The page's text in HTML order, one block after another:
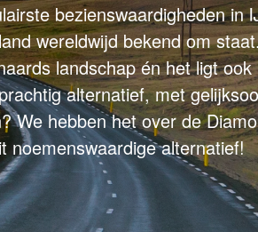
bezienswaardigheden in
wereldwijd bekend om
landschap én het ligt
alternatief, met
We hebben het over de
noemenswaardige alternatief!